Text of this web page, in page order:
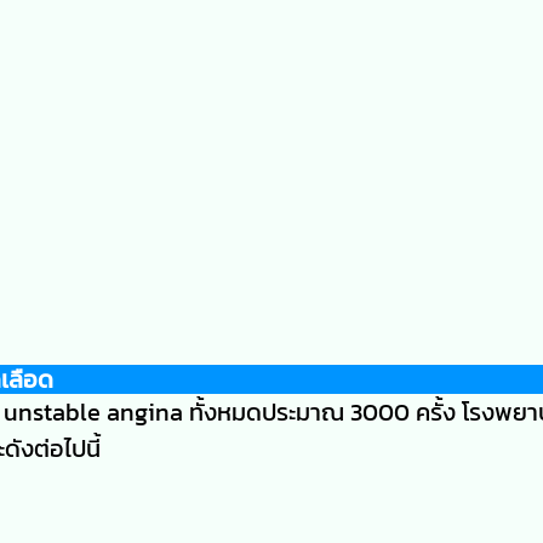
ลือด
angina ทั้งหมดประมาณ 3000 ครั้ง โรงพยา
ดังต่อไปนี้